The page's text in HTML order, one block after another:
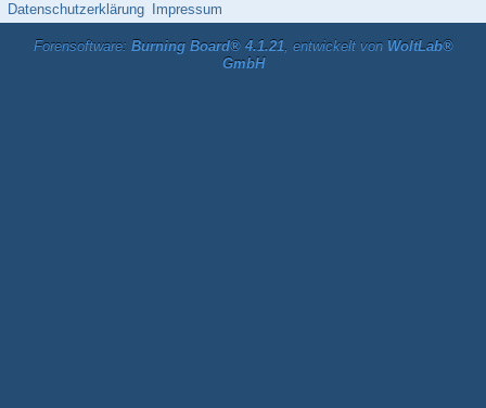
Datenschutzerklärung Impressum
Forensoftware: Burning Board® 4.1.21, entwickelt von WoltLab®
GmbH